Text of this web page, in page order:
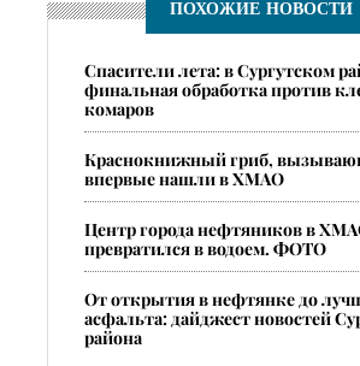
опасные ядовитые пауки
ПОХОЖИЕ НОВОСТИ
Спасители лета: в Сургутском
финальная обработка против
комаров
​Краснокнижный гриб,
впервые нашли в ХМАО
Центр города нефтяников в
превратился в водоем. ФОТО
От открытия в нефтянке до
асфальта: дайджест новостей
района